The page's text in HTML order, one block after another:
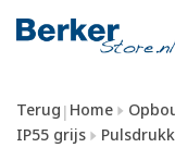
Terug | Home
IP55 grijs